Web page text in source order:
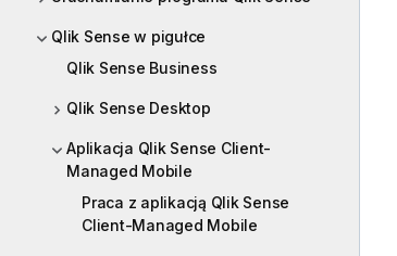
Qlik Sense w pigułce
Qlik Sense Business
Qlik Sense Desktop
Aplikacja Qlik Sense Client-
Managed Mobile
Praca z aplikacją Qlik Sense
Client-Managed Mobile